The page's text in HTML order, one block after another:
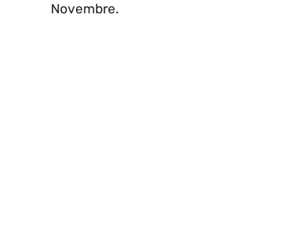
Novembre.